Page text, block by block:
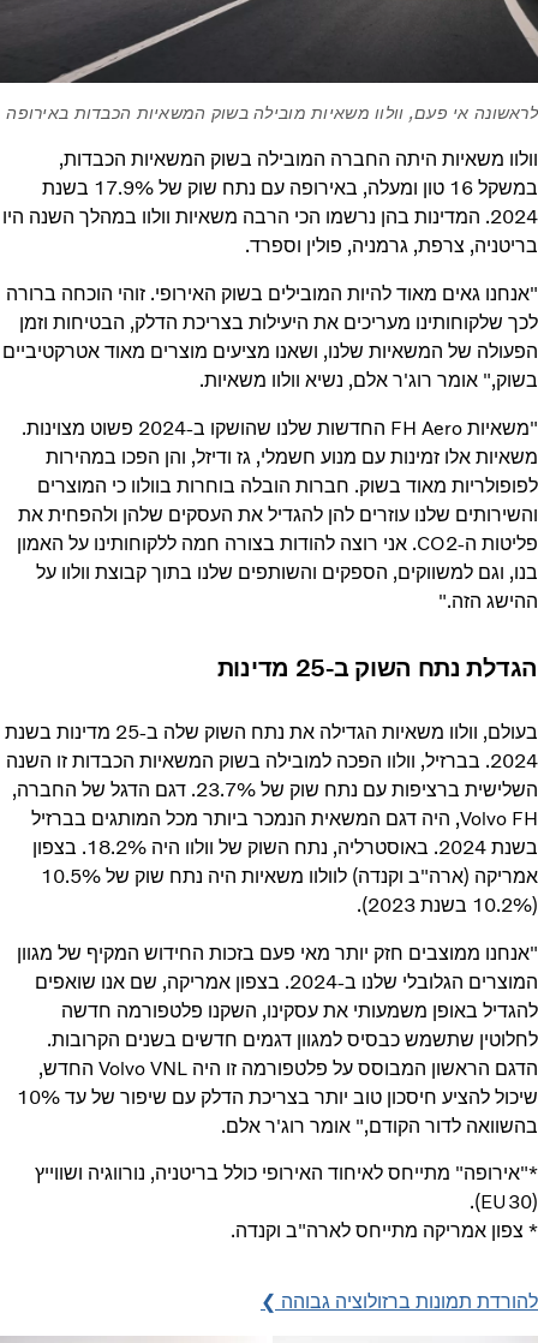
לראשונה אי פעם, וולוו משאיות מובילה בשוק המשאיות הכבדות באירופה
וולוו משאיות היתה החברה המובילה בשוק המשאיות הכבדות,
במשקל 16 טון ומעלה, באירופה עם נתח שוק של 17.9% בשנת
2024. המדינות בהן נרשמו הכי הרבה משאיות וולוו במהלך השנה היו
בריטניה, צרפת, גרמניה, פולין וספרד.
"אנחנו גאים מאוד להיות המובילים בשוק האירופי. זוהי הוכחה ברורה
לכך שלקוחותינו מעריכים את היעילות בצריכת הדלק, הבטיחות וזמן
הפעולה של המשאיות שלנו, ושאנו מציעים מוצרים מאוד אטרקטיביים
בשוק," אומר רוג'ר אלם, נשיא וולוו משאיות.
"משאיות FH Aero החדשות שלנו שהושקו ב-2024 פשוט מצוינות.
משאיות אלו זמינות עם מנוע חשמלי, גז ודיזל, והן הפכו במהירות
לפופולריות מאוד בשוק. חברות הובלה בוחרות בוולוו כי המוצרים
והשירותים שלנו עוזרים להן להגדיל את העסקים שלהן ולהפחית את
פליטות ה-CO2. אני רוצה להודות בצורה חמה ללקוחותינו על האמון
בנו, וגם למשווקים, הספקים והשותפים שלנו בתוך קבוצת וולוו על
ההישג הזה."
הגדלת נתח השוק ב-25 מדינות
בעולם, וולוו משאיות הגדילה את נתח השוק שלה ב-25 מדינות בשנת
2024. בברזיל, וולוו הפכה למובילה בשוק המשאיות הכבדות זו השנה
השלישית ברציפות עם נתח שוק של 23.7%. דגם הדגל של החברה,
Volvo FH, היה דגם המשאית הנמכר ביותר מכל המותגים בברזיל
בשנת 2024. באוסטרליה, נתח השוק של וולוו היה 18.2%. בצפון
אמריקה (ארה"ב וקנדה) לוולוו משאיות היה נתח שוק של 10.5%
(10.2% בשנת 2023).
"אנחנו ממוצבים חזק יותר מאי פעם בזכות החידוש המקיף של מגוון
המוצרים הגלובלי שלנו ב-2024. בצפון אמריקה, שם אנו שואפים
להגדיל באופן משמעותי את עסקינו, השקנו פלטפורמה חדשה
לחלוטין שתשמש כבסיס למגוון דגמים חדשים בשנים הקרובות.
הדגם הראשון המבוסס על פלטפורמה זו היה Volvo VNL החדש,
שיכול להציע חיסכון טוב יותר בצריכת הדלק עם שיפור של עד 10%
בהשוואה לדור הקודם," אומר רוג'ר אלם.
*"אירופה" מתייחס לאיחוד האירופי כולל בריטניה, נורווגיה ושווייץ
(EU30).
* צפון אמריקה מתייחס לארה"ב וקנדה.
להורדת תמונות ברזולוציה גבוהה ❯